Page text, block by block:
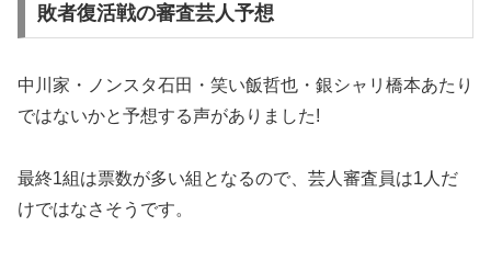
敗者復活戦の審査芸人予想
中川家・ノンスタ石田・笑い飯哲也・銀シャリ橋本あたり
ではないかと予想する声がありました!
最終1組は票数が多い組となるので、芸人審査員は1人だ
けではなさそうです。